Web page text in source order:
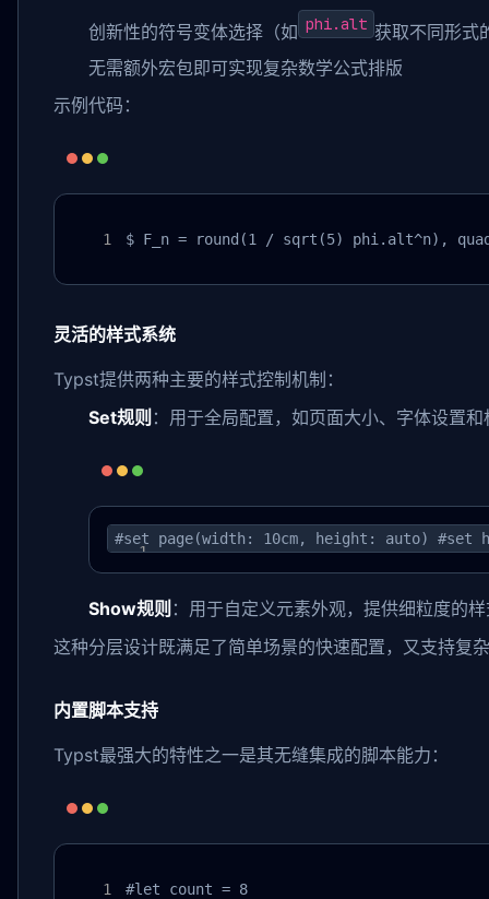
创新性的符号变体选择（如 phi.alt 获取不同形式
无需额外宏包即可实现复杂数学公式排版
示例代码：
$ F_n = round(1 / sqrt(5) phi.alt^n),
灵活的样式系统
Typst提供两种主要的样式控制机制：
Set规则 ：用于全局配置，如页面大小、字体设置
#set page(width: 10cm, height: auto) #set
Show规则 ：用于自定义元素外观，提供细粒度的
这种分层设计既满足了简单场景的快速配置，又支持复
内置脚本支持
Typst最强大的特性之一是其无缝集成的脚本能力：
#let count = 8